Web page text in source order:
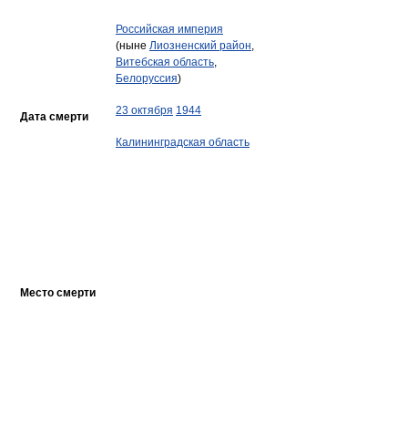
Российская империя
(ныне Лиозненский район,
Витебская область,
Белоруссия)
Дата смерти 23 октября 1944
Место смерти
Калининградская область